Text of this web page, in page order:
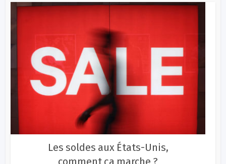
Les soldes aux États-Unis,